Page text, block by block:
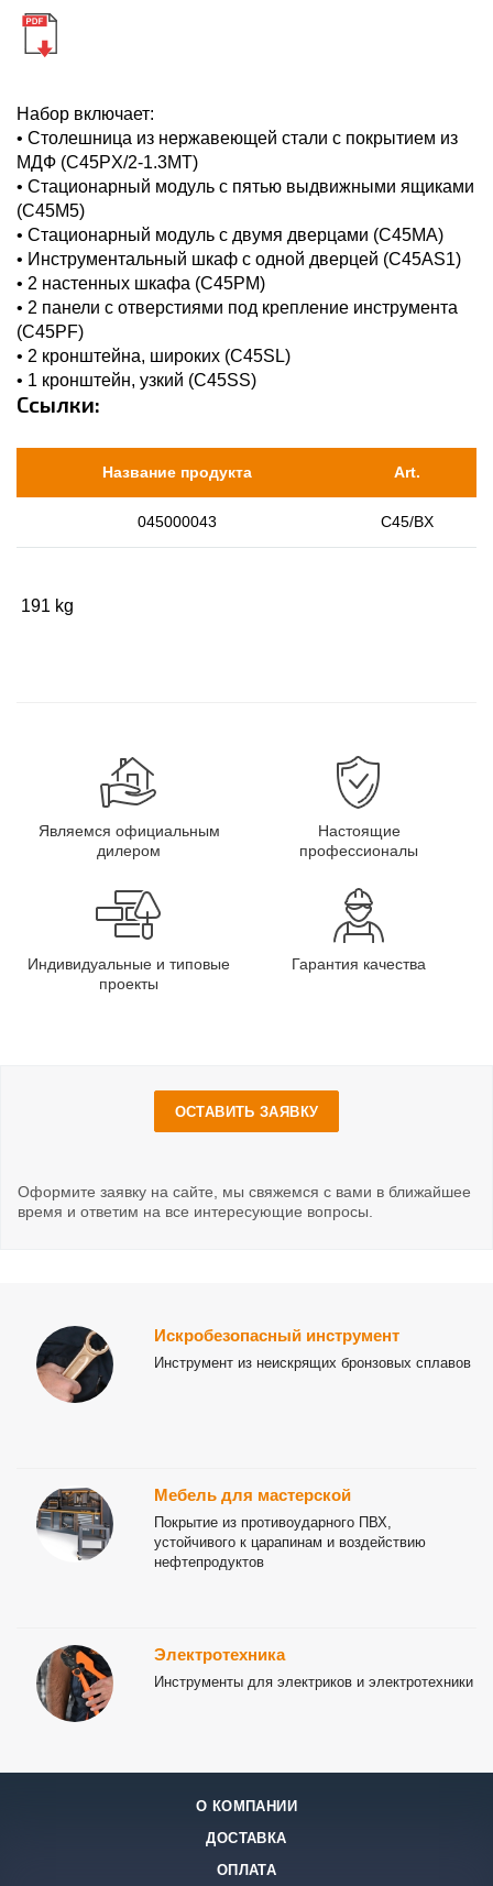
Набор включает:
• Столешница из нержавеющей стали с покрытием из
МДФ (C45PX/2-1.3MT)
• Стационарный модуль с пятью выдвижными ящиками
(C45M5)
• Стационарный модуль с двумя дверцами (C45MA)
• Инструментальный шкаф с одной дверцей (C45AS1)
• 2 настенных шкафа (C45PM)
• 2 панели с отверстиями под крепление инструмента
(C45PF)
• 2 кронштейна, широких (C45SL)
• 1 кронштейн, узкий (C45SS)
Ссылки:
Название продукта Art.
045000043 C45/BX
​ 191 kg
Являемся официальным
дилером
Настоящие
профессионалы
Индивидуальные и типовые
проекты
Гарантия качества
ОСТАВИТЬ ЗАЯВКУ
Оформите заявку на сайте, мы свяжемся с вами в ближайшее
время и ответим на все интересующие вопросы.
Искробезопасный инструмент
Инструмент из неискрящих бронзовых сплавов
Мебель для мастерской
Покрытие из противоударного ПВХ,
устойчивого к царапинам и воздействию
нефтепродуктов
Электротехника
Инструменты для электриков и электротехники
О КОМПАНИИ
ДОСТАВКА
ОПЛАТА